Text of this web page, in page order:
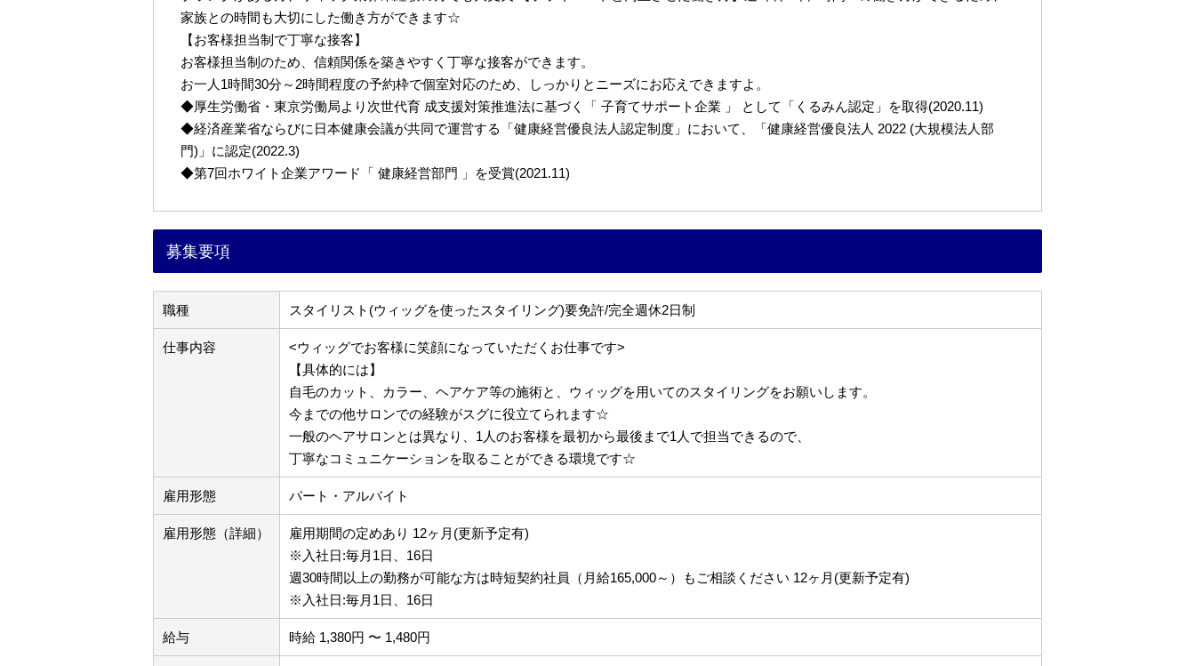
家族との時間も大切にした働き方ができます☆
【お客様担当制で丁寧な接客】
お客様担当制のため、信頼関係を築きやすく丁寧な接客ができます。
お一人1時間30分～2時間程度の予約枠で個室対応のため、しっかりとニーズにお応えできますよ。
◆厚生労働省・東京労働局より次世代育 成支援対策推進法に基づく「 子育てサポート企業 」 として「くるみん認定」を取得(2020.11)
◆経済産業省ならびに日本健康会議が共同で運営する「健康経営優良法人認定制度」において、「健康経営優良法人 2022 (大規模法人部
門)」に認定(2022.3)
◆第7回ホワイト企業アワード「 健康経営部門 」を受賞(2021.11)
募集要項
職種 スタイリスト(ウィッグを使ったスタイリング)要免許/完全週休2日制
仕事内容
<ウィッグでお客様に笑顔になっていただくお仕事です>
【具体的には】
自毛のカット、カラー、ヘアケア等の施術と、ウィッグを用いてのスタイリングをお願いします。
今までの他サロンでの経験がスグに役立てられます☆
一般のヘアサロンとは異なり、1人のお客様を最初から最後まで1人で担当できるので、
丁寧なコミュニケーションを取ることができる環境です☆
雇用形態 パート・アルバイト
雇用形態（詳細）
雇用期間の定めあり 12ヶ月(更新予定有)
※入社日:毎月1日、16日
週30時間以上の勤務が可能な方は時短契約社員（月給165,000～）もご相談ください 12ヶ月(更新予定有)
※入社日:毎月1日、16日
給与 時給 1,380円 〜 1,480円